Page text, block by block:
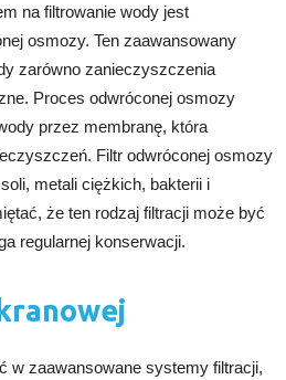
na filtrowanie wody jest
osmozy. Ten zaawansowany
zarówno zanieczyszczenia
Proces odwróconej osmozy
przez membranę, która
Filtr odwróconej osmozy
metali ciężkich, bakterii i
że ten rodzaj filtracji może być
regularnej konserwacji.
w zaawansowane systemy filtracji,